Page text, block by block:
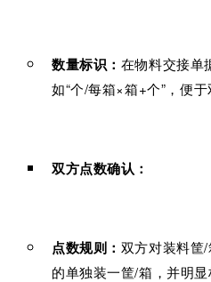
数量标识： 在物料交接单
如“个/每箱×箱+个”，便于
双方点数确认：
点数规则： 双方对装料筐
的单独装一筐/箱，并明显